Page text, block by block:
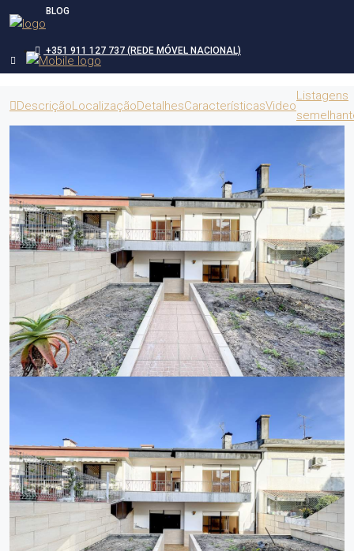
BLOG
+351 911 127 737 (REDE MÓVEL NACIONAL)
DescriçãoLocalizaçãoDetalhesCaracterísticasVideo
Listagens